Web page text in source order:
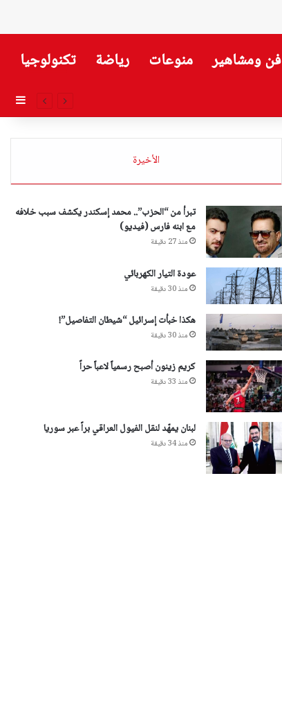
فن ومشاهير منوعات رياضة تكنولوجيا
الأخيرة
تبرأ من “الحزب”.. محمد إسكندر يكشف سبب خلافه
مع ابنه فارس (فيديو)
منذ 27 دقيقة
عودة التيار الكهربائي
منذ 30 دقيقة
هكذا خبأت إسرائيل “شيطان التفاصيل”!
منذ 30 دقيقة
​كريم زينون​ أصبح رسمياً لاعباً حراً
منذ 33 دقيقة
لبنان يمهّد لنقل الفيول العراقي براً عبر سوريا
منذ 34 دقيقة